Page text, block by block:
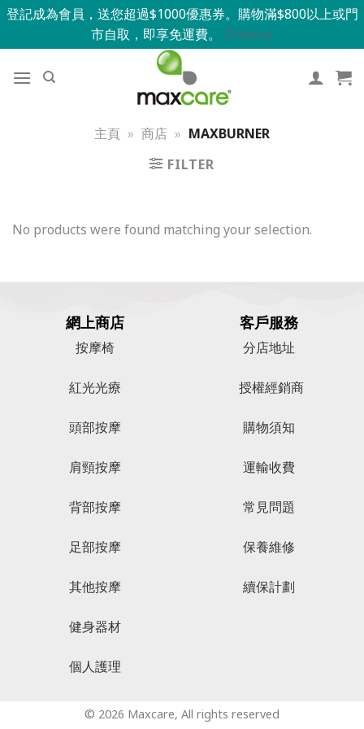
登記成為會員，送您超過$1000優惠券。購物滿$800以上或門
市自取，即享免運費。 Dismiss
主頁 » 商店 » MAXBURNER
FILTER
No products were found matching your selection.
網上商店
按摩椅
紅光光療
頭部按摩
肩頸按摩
背部按摩
足部按摩
其他按摩
健身器材
個人護理
客戶服務
分店地址
授權經銷商
購物須知
運輸收費
常見問題
保養維修
續保計劃
© 2026 Maxcare, All rights reserved